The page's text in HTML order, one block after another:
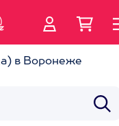
в Воронеже